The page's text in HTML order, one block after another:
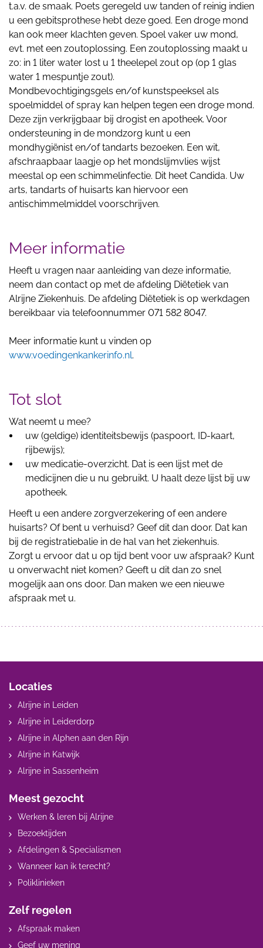
t.a.v. de smaak. Poets geregeld uw tanden of reinig indien
u een gebitsprothese hebt deze goed. Een droge mond
kan ook meer klachten geven. Spoel vaker uw mond,
evt. met een zoutoplossing. Een zoutoplossing maakt u
zo: in 1 liter water lost u 1 theelepel zout op (op 1 glas
water 1 mespuntje zout).
Mondbevochtigingsgels en/of kunstspeeksel als
spoelmiddel of spray kan helpen tegen een droge mond.
Deze zijn verkrijgbaar bij drogist en apotheek. Voor
ondersteuning in de mondzorg kunt u een
mondhygiënist en/of tandarts bezoeken. Een wit,
afschraapbaar laagje op het mondslijmvlies wijst
meestal op een schimmelinfectie. Dit heet Candida. Uw
arts, tandarts of huisarts kan hiervoor een
antischimmelmiddel voorschrijven.
Meer informatie
Heeft u vragen naar aanleiding van deze informatie,
neem dan contact op met de afdeling Diëtetiek van
Alrijne Ziekenhuis. De afdeling Diëtetiek is op werkdagen
bereikbaar via telefoonnummer 071 582 8047.
Meer informatie kunt u vinden op
www.voedingenkankerinfo.nl.
Tot slot
Wat neemt u mee?
uw (geldige) identiteitsbewijs (paspoort, ID-kaart,
rijbewijs);
uw medicatie-overzicht. Dat is een lijst met de
medicijnen die u nu gebruikt. U haalt deze lijst bij uw
apotheek.
Heeft u een andere zorgverzekering of een andere
huisarts? Of bent u verhuisd? Geef dit dan door. Dat kan
bij de registratiebalie in de hal van het ziekenhuis.
Zorgt u ervoor dat u op tijd bent voor uw afspraak? Kunt
u onverwacht niet komen? Geeft u dit dan zo snel
mogelijk aan ons door. Dan maken we een nieuwe
afspraak met u.
Locaties
Alrijne in Leiden
Alrijne in Leiderdorp
Alrijne in Alphen aan den Rijn
Alrijne in Katwijk
Alrijne in Sassenheim
Meest gezocht
Werken & leren bij Alrijne
Bezoektijden
Afdelingen & Specialismen
Wanneer kan ik terecht?
Poliklinieken
Zelf regelen
Afspraak maken
Geef uw mening